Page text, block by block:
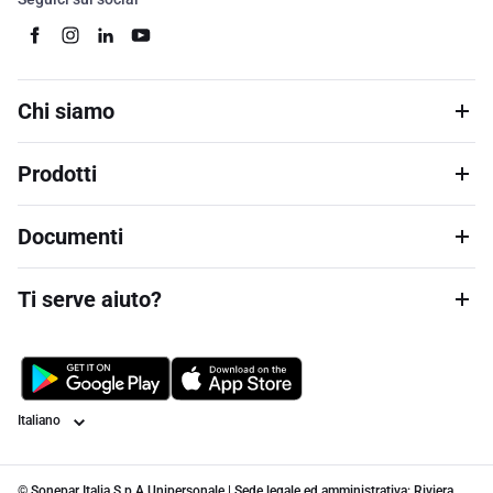
Chi siamo
Prodotti
Documenti
Ti serve aiuto?
Lingua